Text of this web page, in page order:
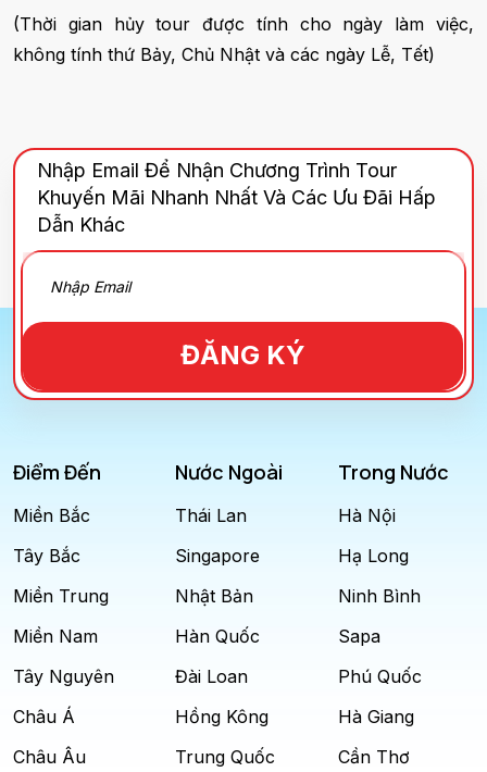
(Thời gian hủy tour được tính cho ngày làm việc,
không tính thứ Bảy, Chủ Nhật và các ngày Lễ, Tết)
Nhập Email Để Nhận Chương Trình Tour
Khuyến Mãi Nhanh Nhất Và Các Ưu Đãi Hấp
Dẫn Khác
ĐĂNG KÝ
Điểm Đến
Miền Bắc
Tây Bắc
Miền Trung
Miền Nam
Tây Nguyên
Châu Á
Châu Âu
Nước Ngoài
Thái Lan
Singapore
Nhật Bản
Hàn Quốc
Đài Loan
Hồng Kông
Trung Quốc
Trong Nước
Hà Nội
Hạ Long
Ninh Bình
Sapa
Phú Quốc
Hà Giang
Cần Thơ